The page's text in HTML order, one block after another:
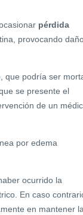
pérdida
provocando
que podría ser
se presente el
de un
por edema
ocurrido la
En caso
en mantener